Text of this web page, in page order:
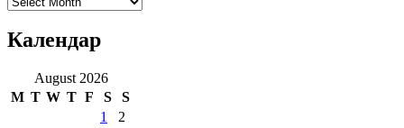
Календар
August 2026
M T W T F S
S
1
2